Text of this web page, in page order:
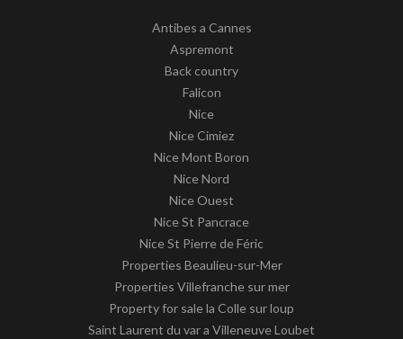
Antibes a Cannes
Aspremont
Back country
Falicon
Nice
Nice Cimiez
Nice Mont Boron
Nice Nord
Nice Ouest
Nice St Pancrace
Nice St Pierre de Féric
Properties Beaulieu-sur-Mer
Properties Villefranche sur mer
Property for sale la Colle sur loup
Saint Laurent du var a Villeneuve Loubet